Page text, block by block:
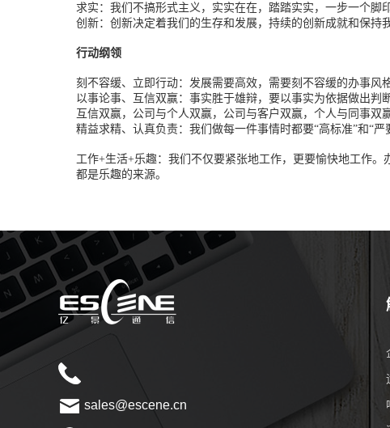
求实：我们不搞形式主义，实实在在，踏踏实实，一步一个
创新：创新决定着我们的生存和发展，持续的创新成就和保
行动纲领
刻不容缓、立即行动：发展需要高效，需要刻不容缓的办事风
以事论事、互信双赢：事实胜于雄辩，要以事实为依据做出
互信双赢，公司与个人双赢，公司与客户双赢，个人与同事双
精益求精、认真负责：我们做每一件事情时都要“高标准”和“
工作+生活+乐趣：我们不仅要紧张地工作，更要愉快地工作
都是乐趣的来源。
sales@escene.cn